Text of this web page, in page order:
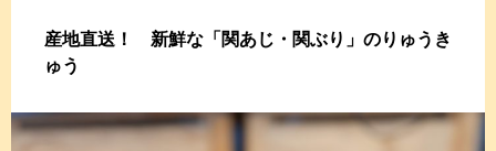
産地直送！ 新鮮な「関あじ・関ぶり」のりゅうき
ゅう